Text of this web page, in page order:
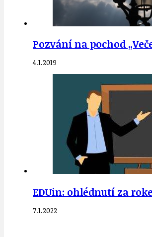
Pozvání na pochod
4.1.2019
EDUin: ohlédnutí za
7.1.2022